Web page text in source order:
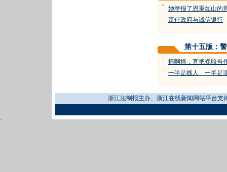
= 她举报了恩重如山的
= 责任政府与诚信银行
第十五版：
= 摇啊摇，直把裸照当
= 一半是线人 一半是
浙江法制报主办、浙江在线新闻网站平台